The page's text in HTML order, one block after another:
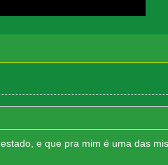
e que pra mim é uma das